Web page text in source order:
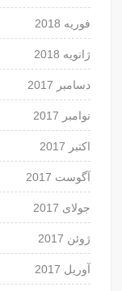
فوریه 2018
ژانویه 2018
دسامبر 2017
نوامبر 2017
اکتبر 2017
آگوست 2017
جولای 2017
ژوئن 2017
آوریل 2017